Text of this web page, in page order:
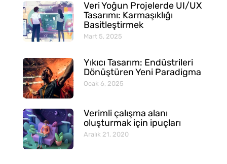
Veri Yoğun Projelerde UI/UX
Tasarımı: Karmaşıklığı
Basitleştirmek
Mart 5, 2025
Yıkıcı Tasarım: Endüstrileri
Dönüştüren Yeni Paradigma
Ocak 6, 2025
Verimli çalışma alanı
oluşturmak için ipuçları
Aralık 21, 2020